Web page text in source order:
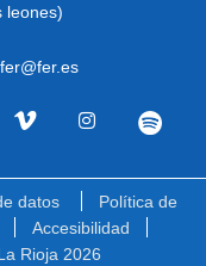
leones)
fer@fer.es
datos
Política de
Accesibilidad
Rioja 2026